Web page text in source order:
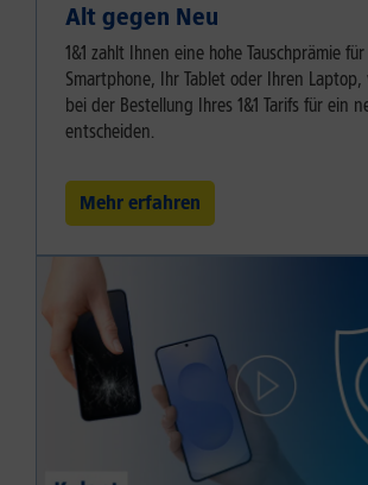
Alt gegen Neu
1&1 zahlt Ihnen eine hohe Tauschprämie
Smartphone, Ihr Tablet oder Ihren Laptop,
bei der Bestellung Ihres 1&1 Tarifs für ein
entscheiden.
Mehr erfahren